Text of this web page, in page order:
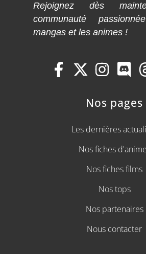
Rejoignez dès
communauté
mangas et les animes !
Nos pages
Les dernières
Nos fiches
Nos fiches films
Nos tops
Nos partenaires
Nous contacter